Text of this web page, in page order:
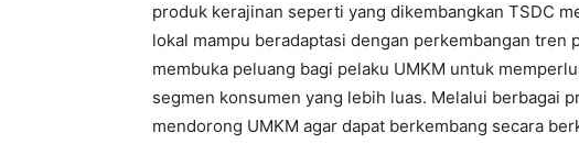
produk kerajinan seperti yang dikembangkan TSDC
lokal mampu beradaptasi dengan perkembangan tren
membuka peluang bagi pelaku UMKM untuk
segmen konsumen yang lebih luas. Melalui berbagai
mendorong UMKM agar dapat berkembang secara